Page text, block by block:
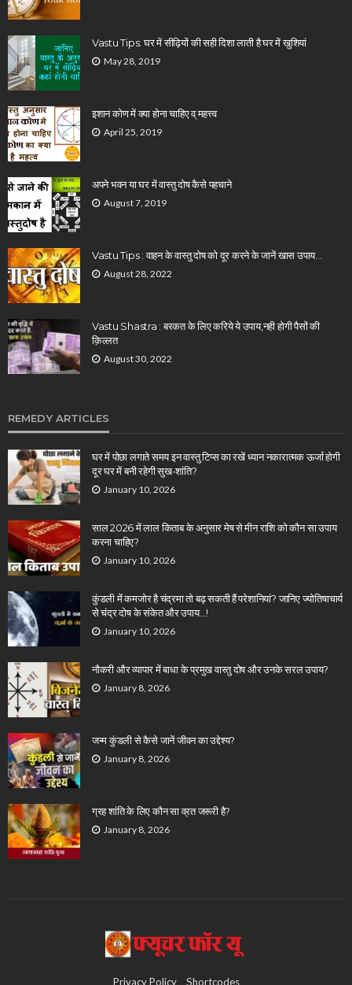
Vastu Tips: घर में सीढ़ियों की सही दिशा लाती है घर में खुशियां
May 28, 2019
इशान कोण में क्या होना चाहिए व् महत्त्व
April 25, 2019
अपने भवन या घर में वास्तु दोष कैसे पहचाने
August 7, 2019
Vastu Tips : वाहन के वास्तु दोष को दूर करने के जानें खास उपाय…
August 28, 2022
Vastu Shastra : बरकत के लिए करिये ये उपाय,नही होगी पैसों की
क़िल्लत
August 30, 2022
REMEDY ARTICLES
घर में पोछा लगाते समय इन वास्तु टिप्स का रखें ध्यान नकारात्मक ऊर्जा होगी
दूर घर में बनी रहेगी सुख-शांति?
January 10, 2026
साल 2026 में लाल किताब के अनुसार मेष से मीन राशि को कौन सा उपाय
करना चाहिए?
January 10, 2026
कुंडली में कमजोर है चंद्रमा तो बढ़ सकती हैं परेशानियां? जानिए ज्योतिषाचार्य
से चंद्र दोष के संकेत और उपाय…!
January 10, 2026
नौकरी और व्यापार में बाधा के प्रमुख वास्तु दोष और उनके सरल उपाय?
January 8, 2026
जन्म कुंडली से कैसे जानें जीवन का उद्देश्य?
January 8, 2026
ग्रह शांति के लिए कौन सा व्रत जरूरी है?
January 8, 2026
Privacy Policy Shortcodes